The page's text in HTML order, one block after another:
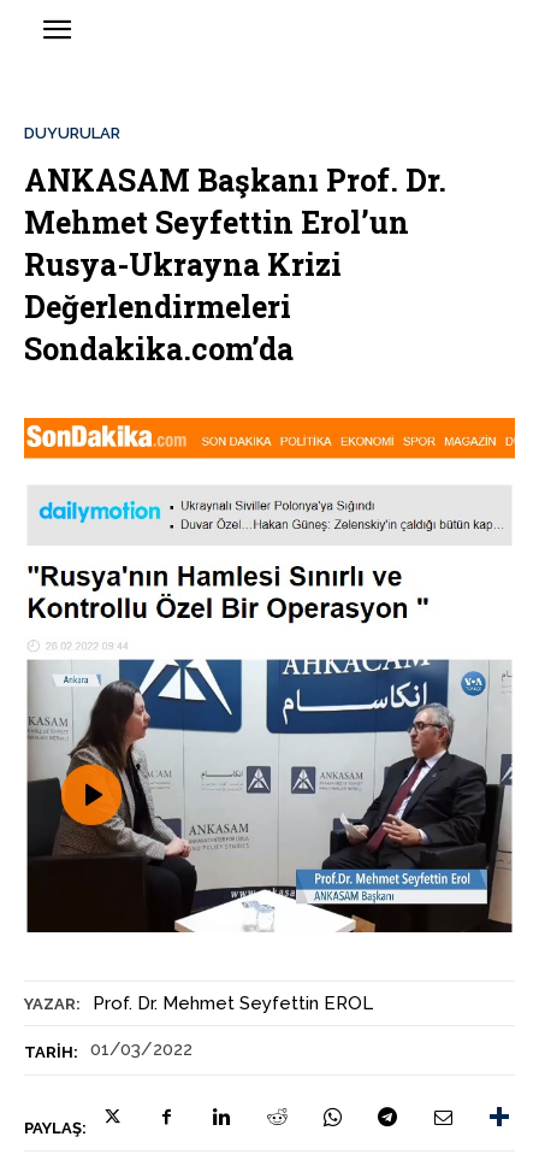
YAZAR: Prof. Dr. Mehmet Seyfettin EROL
TARIH: 01/03/2022
PAYLAŞ:
DUYURULAR
ANKASAM Başkanı Prof. Dr.
Mehmet Seyfettin Erol’un
Rusya-Ukrayna Krizi
Değerlendirmeleri
Sondakika.com’da